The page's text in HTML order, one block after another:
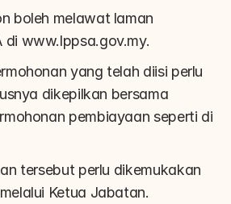
boleh melawat laman
di www.lppsa.gov.my.
yang telah diisi perlu
dikepilkan bersama
pembiayaan seperti di
tersebut perlu dikemukakan
Ketua Jabatan.